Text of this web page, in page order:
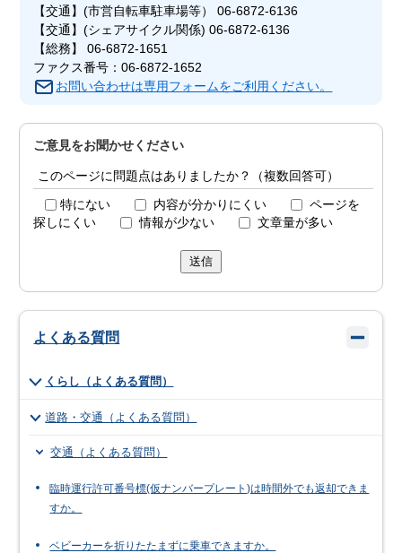
【交通】(市営自転車駐車場等） 06-6872-6136
【交通】(シェアサイクル関係) 06-6872-6136
【総務】 06-6872-1651
ファクス番号：06-6872-1652
お問い合わせは専用フォームをご利用ください。
ご意見をお聞かせください
このページに問題点はありましたか？（複数回答可）
特にない 内容が分かりにくい
ページを
探しにくい
情報が少ない 文章量が多い
送信
よくある質問
くらし（よくある質問）
道路・交通（よくある質問）
交通（よくある質問）
臨時運行許可番号標(仮ナンバープレート)は時間外でも返却できま
すか。
ベビーカーを折りたたまずに乗車できますか。